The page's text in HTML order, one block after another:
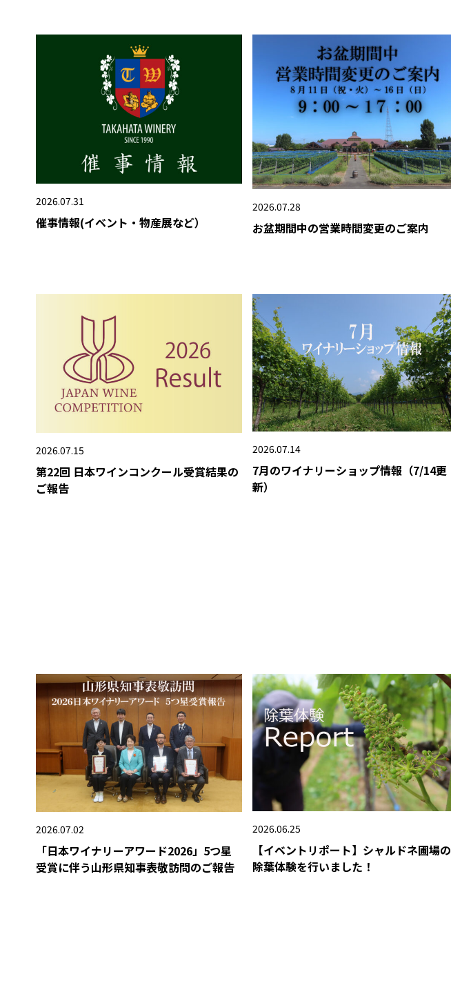
2026.07.31
催事情報(イベント・物産展など）
2026.07.28
お盆期間中の営業時間変更のご案内
2026.07.15
第22回 日本ワインコンクール受賞結果の
ご報告
2026.07.14
7月のワイナリーショップ情報（7/14更
新）
2026.07.02
「日本ワイナリーアワード2026」5つ星
受賞に伴う山形県知事表敬訪問のご報告
2026.06.25
【イベントリポート】シャルドネ圃場の
除葉体験を行いました！